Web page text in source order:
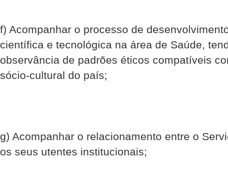
f) Acompanhar o processo de
científica e tecnológica na área de Saúde,
observância de padrões éticos compatíveis
sócio-cultural do país;
g) Acompanhar o relacionamento entre o
os seus utentes institucionais;